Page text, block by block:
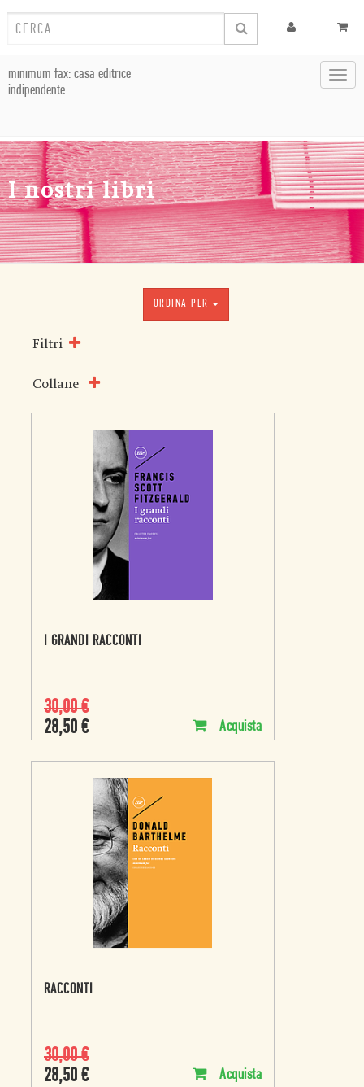
minimum fax: casa editrice
indipendente
I nostri libri
ORDINA PER
Filtri
Collane
I GRANDI RACCONTI
30,00€
28,50 € Acquista
RACCONTI
30,00€
28,50 € Acquista